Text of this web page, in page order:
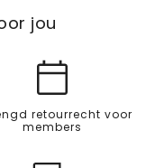
jou
retourrecht voor
members